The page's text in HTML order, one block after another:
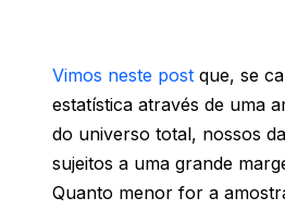
Vimos neste post que, se
estatística através de uma
do universo total, nossos
sujeitos a uma grande
Quanto menor for a